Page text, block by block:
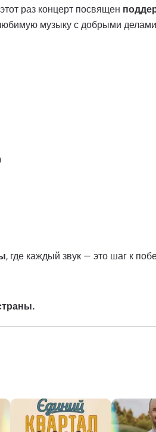
раз концерт посвящен
музыку с добрыми
, где каждый звук — это шаг к